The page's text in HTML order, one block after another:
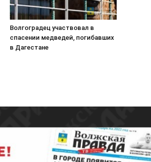
Волгоградец участвовал в
спасении медведей, погибавших
в Дагестане